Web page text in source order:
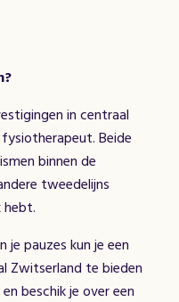
in centraal
Beide
binnen de
tweedelijns
hebt.
pauzes kun je een
Zwitserland te bieden
beschik je over een